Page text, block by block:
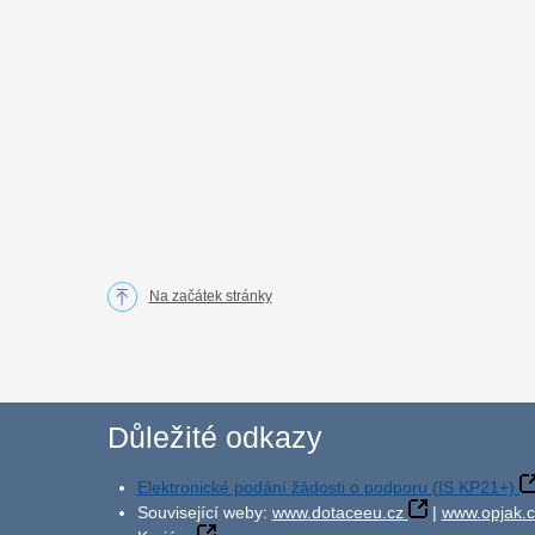
Na začátek stránky
Důležité odkazy
Elektronické podání žádosti o podporu (IS KP21+)
Související weby: www.dotaceeu.cz |